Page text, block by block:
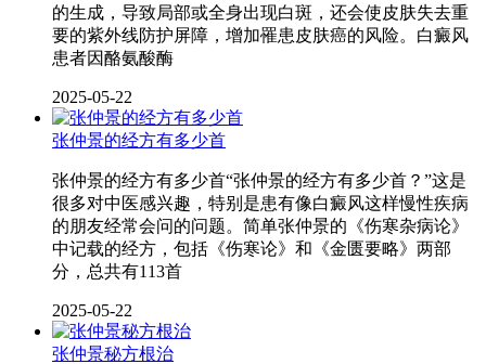
的生成，导致局部或全身出现白斑，还会使皮肤失去重
要的紫外线防护屏障，增加罹患皮肤癌的风险。白癜风
患者因酪氨酸酶
2025-05-22
张仲景的经方有多少首
张仲景的经方有多少首“张仲景的经方有多少首？”这是
很多对中医感兴趣，特别是患有像白癜风这样慢性疾病
的朋友经常会问的问题。简单张仲景的《伤寒杂病论》
中记载的经方，包括《伤寒论》和《金匮要略》两部
分，总共有113首
2025-05-22
张仲景秘方根治